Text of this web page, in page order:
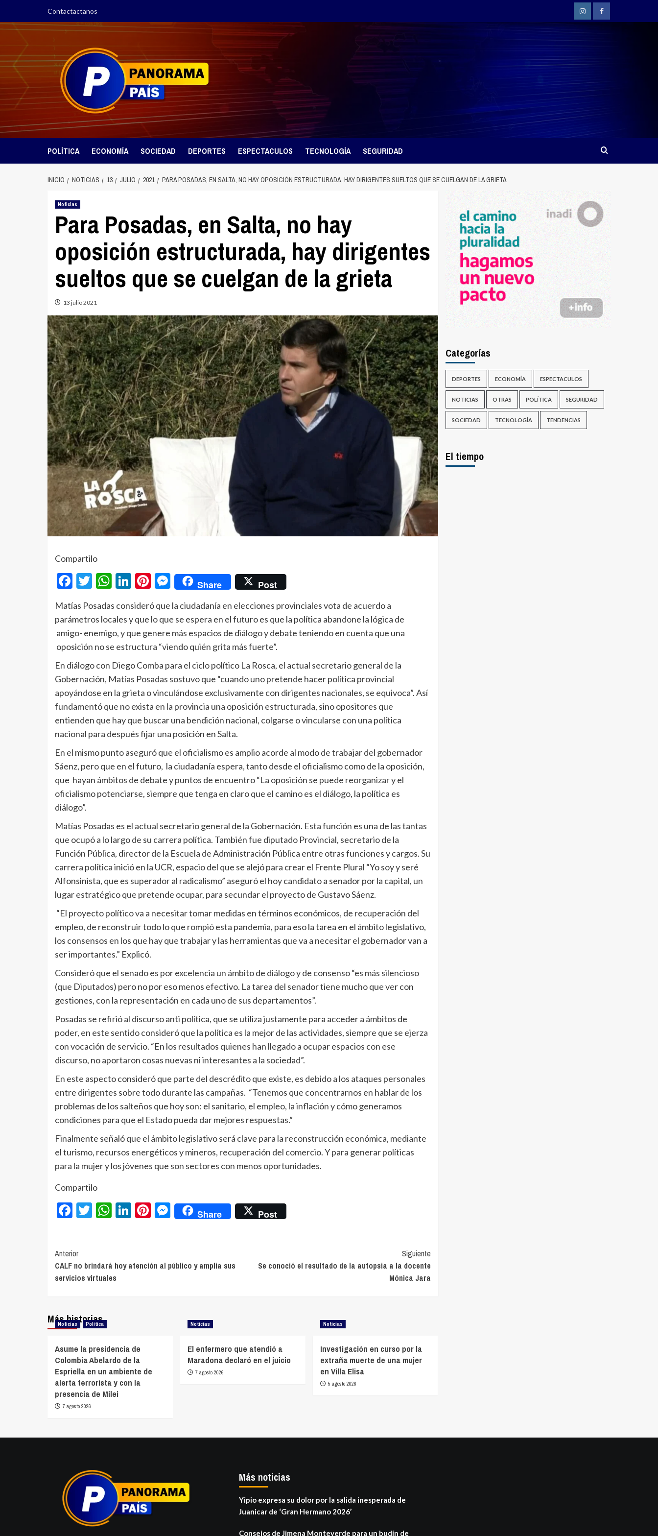
contenido
Contactactanos
InstagramFacebook
POLÍTICA ECONOMÍA SOCIEDAD DEPORTES ESPECTACULOS TECNOLOGÍA SEGURIDAD
INICIO NOTICIAS 13 JULIO 2021 PARA‌ ‌POSADAS,‌ ‌EN‌ ‌SALTA,‌ ‌NO‌ ‌HAY‌ ‌OPOSICIÓN‌ ‌ESTRUCTURADA,‌ ‌HAY‌ ‌DIRIGENTES‌ ‌SUELTOS‌ ‌QUE‌ ‌SE‌ CUELGAN‌ ‌DE‌ ‌LA‌ ‌GRIETA‌
Noticias
Para‌ ‌Posadas,‌ ‌en‌ ‌Salta,‌ ‌no‌ ‌hay‌
‌oposición‌ ‌estructurada,‌ ‌hay‌ ‌dirigentes‌
‌sueltos‌ ‌que‌ ‌se‌ cuelgan‌ ‌de‌ ‌la‌ ‌grieta‌
13 julio 2021
Compartilo
Facebook
Twitter
WhatsApp
LinkedIn
Pinterest
Messenger
Share Post
Matías Posadas consideró que la ciudadanía en elecciones provinciales vota de acuerdo a
parámetros locales y que lo que se espera en el futuro es que la política abandone la lógica de
amigo- enemigo, y que genere más espacios de diálogo y debate teniendo en cuenta que una
oposición no se estructura “viendo quién grita más fuerte”.
En diálogo con Diego Comba para el ciclo político La Rosca, el actual secretario general de la
Gobernación, Matías Posadas sostuvo que “cuando uno pretende hacer política provincial
apoyándose en la grieta o vinculándose exclusivamente con dirigentes nacionales, se equivoca”. Así
fundamentó que no exista en la provincia una oposición estructurada, sino opositores que
entienden que hay que buscar una bendición nacional, colgarse o vincularse con una política
nacional para después fijar una posición en Salta.
En el mismo punto aseguró que el oficialismo es amplio acorde al modo de trabajar del gobernador
Sáenz, pero que en el futuro, la ciudadanía espera, tanto desde el oficialismo como de la oposición,
que hayan ámbitos de debate y puntos de encuentro “La oposición se puede reorganizar y el
oficialismo potenciarse, siempre que tenga en claro que el camino es el diálogo, la política es
diálogo”.
Matías Posadas es el actual secretario general de la Gobernación. Esta función es una de las tantas
que ocupó a lo largo de su carrera política. También fue diputado Provincial, secretario de la
Función Pública, director de la Escuela de Administración Pública entre otras funciones y cargos. Su
carrera política inició en la UCR, espacio del que se alejó para crear el Frente Plural “Yo soy y seré
Alfonsinista, que es superador al radicalismo” aseguró el hoy candidato a senador por la capital, un
lugar estratégico que pretende ocupar, para secundar el proyecto de Gustavo Sáenz.
“El proyecto político va a necesitar tomar medidas en términos económicos, de recuperación del
empleo, de reconstruir todo lo que rompió esta pandemia, para eso la tarea en el ámbito legislativo,
los consensos en los que hay que trabajar y las herramientas que va a necesitar el gobernador van a
ser importantes.” Explicó.
Consideró que el senado es por excelencia un ámbito de diálogo y de consenso “es más silencioso
(que Diputados) pero no por eso menos efectivo. La tarea del senador tiene mucho que ver con
gestiones, con la representación en cada uno de sus departamentos”.
Posadas se refirió al discurso anti política, que se utiliza justamente para acceder a ámbitos de
poder, en este sentido consideró que la política es la mejor de las actividades, siempre que se ejerza
con vocación de servicio. “En los resultados quienes han llegado a ocupar espacios con ese
discurso, no aportaron cosas nuevas ni interesantes a la sociedad”.
En este aspecto consideró que parte del descrédito que existe, es debido a los ataques personales
entre dirigentes sobre todo durante las campañas. “Tenemos que concentrarnos en hablar de los
problemas de los salteños que hoy son: el sanitario, el empleo, la inflación y cómo generamos
condiciones para que el Estado pueda dar mejores respuestas.”
Finalmente señaló que el ámbito legislativo será clave para la reconstrucción económica, mediante
el turismo, recursos energéticos y mineros, recuperación del comercio. Y para generar políticas
para la mujer y los jóvenes que son sectores con menos oportunidades.
Compartilo
Facebook
Twitter
WhatsApp
LinkedIn
Pinterest
Messenger
Share Post
Navegación
de
entradas
Anterior
CALF no brindará hoy atención al público y amplia sus
servicios virtuales
Siguiente
Se conoció el resultado de la autopsia a la docente
Mónica Jara
Más historias
Noticias Política
Asume la presidencia de
Colombia Abelardo de la
Espriella en un ambiente de
alerta terrorista y con la
presencia de Milei
7 agosto 2026
Noticias
El enfermero que atendió a
Maradona declaró en el juicio
7 agosto 2026
Noticias
Investigación en curso por la
extraña muerte de una mujer
en Villa Elisa
5 agosto 2026
Categorías
DEPORTES ECONOMÍA ESPECTACULOS
NOTICIAS OTRAS POLÍTICA SEGURIDAD
SOCIEDAD TECNOLOGÍA TENDENCIAS
El tiempo
Más noticias
Yipio expresa su dolor por la salida inesperada de
Juanicar de ‘Gran Hermano 2026’
Consejos de Jimena Monteverde para un budín de